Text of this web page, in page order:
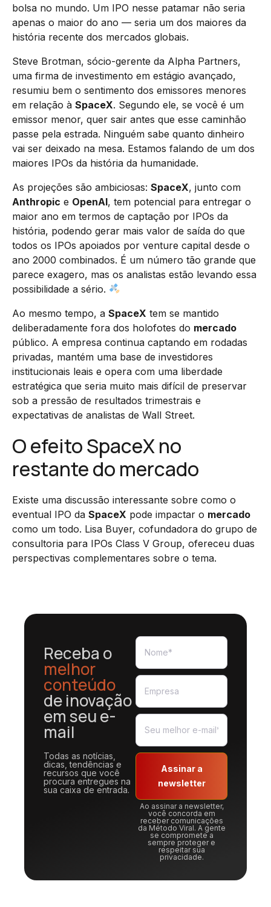
bolsa no mundo. Um IPO nesse patamar não seria
apenas o maior do ano — seria um dos maiores da
história recente dos mercados globais.
Steve Brotman, sócio-gerente da Alpha Partners,
uma firma de investimento em estágio avançado,
resumiu bem o sentimento dos emissores menores
em relação à SpaceX. Segundo ele, se você é um
emissor menor, quer sair antes que esse caminhão
passe pela estrada. Ninguém sabe quanto dinheiro
vai ser deixado na mesa. Estamos falando de um dos
maiores IPOs da história da humanidade.
As projeções são ambiciosas: SpaceX, junto com
Anthropic e OpenAI, tem potencial para entregar o
maior ano em termos de captação por IPOs da
história, podendo gerar mais valor de saída do que
todos os IPOs apoiados por venture capital desde o
ano 2000 combinados. É um número tão grande que
parece exagero, mas os analistas estão levando essa
possibilidade a sério.
Ao mesmo tempo, a SpaceX tem se mantido
deliberadamente fora dos holofotes do mercado
público. A empresa continua captando em rodadas
privadas, mantém uma base de investidores
institucionais leais e opera com uma liberdade
estratégica que seria muito mais difícil de preservar
sob a pressão de resultados trimestrais e
expectativas de analistas de Wall Street.
O efeito SpaceX no
restante do mercado
Existe uma discussão interessante sobre como o
eventual IPO da SpaceX pode impactar o mercado
como um todo. Lisa Buyer, cofundadora do grupo de
consultoria para IPOs Class V Group, ofereceu duas
perspectivas complementares sobre o tema.
Receba o
melhor
conteúdo
de inovação
em seu e-
mail
Todas as notícias,
dicas, tendências e
recursos que você
procura entregues na
sua caixa de entrada.
Assinar a
newsletter
Ao assinar a newsletter,
você concorda em
receber comunicações
da Método Viral. A gente
se compromete a
sempre proteger e
respeitar sua
privacidade.